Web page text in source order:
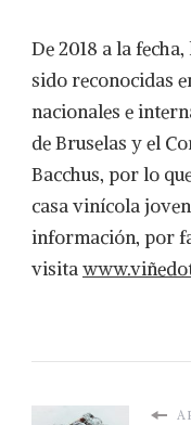
De 2018 a la
sido reconocidas
nacionales e
de Bruselas y el
Bacchus, por lo
casa vinícola
información, por
visita